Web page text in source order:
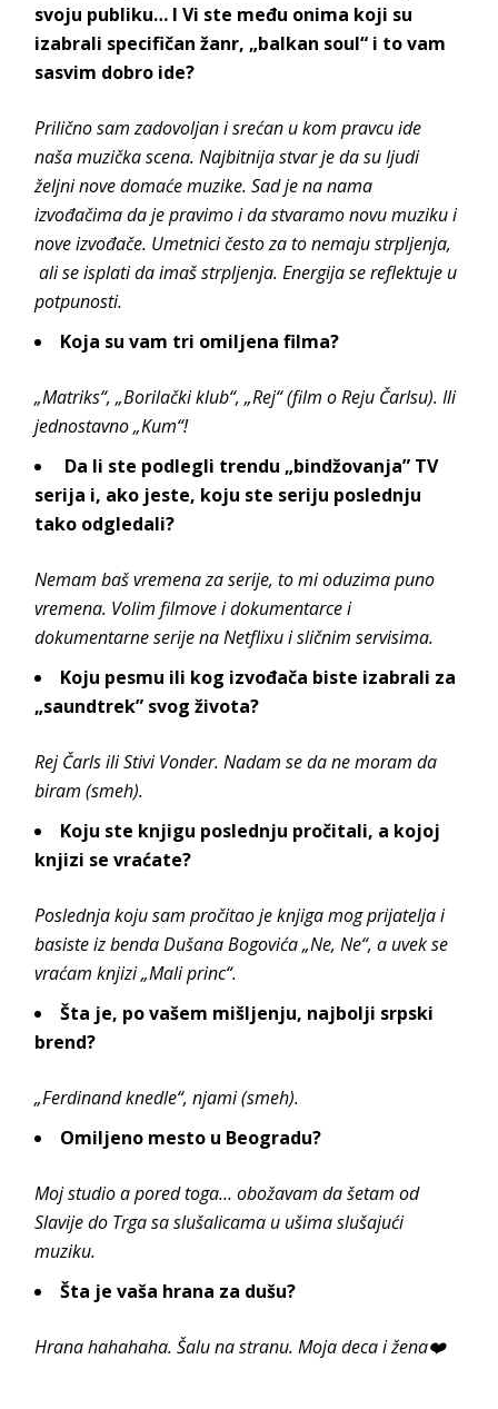
svoju publiku… I Vi ste među onima koji su
izabrali specifičan žanr, „balkan soul“ i to vam
sasvim dobro ide?
Prilično sam zadovoljan i srećan u kom pravcu ide
naša muzička scena. Najbitnija stvar je da su ljudi
željni nove domaće muzike. Sad je na nama
izvođačima da je pravimo i da stvaramo novu muziku i
nove izvođače. Umetnici često za to nemaju strpljenja,
ali se isplati da imaš strpljenja. Energija se reflektuje u
potpunosti.
Koja su vam tri omiljena filma?
„Matriks“, „Borilački klub“, „Rej“ (film o Reju Čarlsu). Ili
jednostavno „Kum“!
Da li ste podlegli trendu „bindžovanja” TV
serija i, ako jeste, koju ste seriju poslednju
tako odgledali?
Nemam baš vremena za serije, to mi oduzima puno
vremena. Volim filmove i dokumentarce i
dokumentarne serije na Netflixu i sličnim servisima.
Koju pesmu ili kog izvođača biste izabrali za
„saundtrek” svog života?
Rej Čarls ili Stivi Vonder. Nadam se da ne moram da
biram (smeh).
Koju ste knjigu poslednju pročitali, a kojoj
knjizi se vraćate?
Poslednja koju sam pročitao je knjiga mog prijatelja i
basiste iz benda Dušana Bogovića „Ne, Ne“, a uvek se
vraćam knjizi „Mali princ“.
Šta je, po vašem mišljenju, najbolji srpski
brend?
„Ferdinand knedle“, njami (smeh).
Omiljeno mesto u Beogradu?
Moj studio a pored toga… obožavam da šetam od
Slavije do Trga sa slušalicama u ušima slušajući
muziku.
Šta je vaša hrana za dušu?
Hrana hahahaha. Šalu na stranu. Moja deca i žena❤️